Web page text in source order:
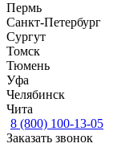
Пермь
Санкт-Петербург
Сургут
Томск
Тюмень
Уфа
Челябинск
Чита
8 (800) 100-13-05
Заказать звонок